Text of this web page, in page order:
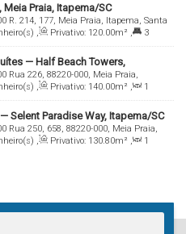
Praia, Itapema/SC
R. 214, 177, Meia Praia, Itapema, Santa
, Privativo: 120.00m² ,
3
— Half Beach Towers,
Rua 226, 88220-000, Meia Praia,
, Privativo: 140.00m² ,
1
228.54m² , 2 Vaga(s)
Selent Paradise Way, Itapema/SC
Rua 250, 658, 88220-000, Meia Praia,
, Privativo: 130.80m² ,
1